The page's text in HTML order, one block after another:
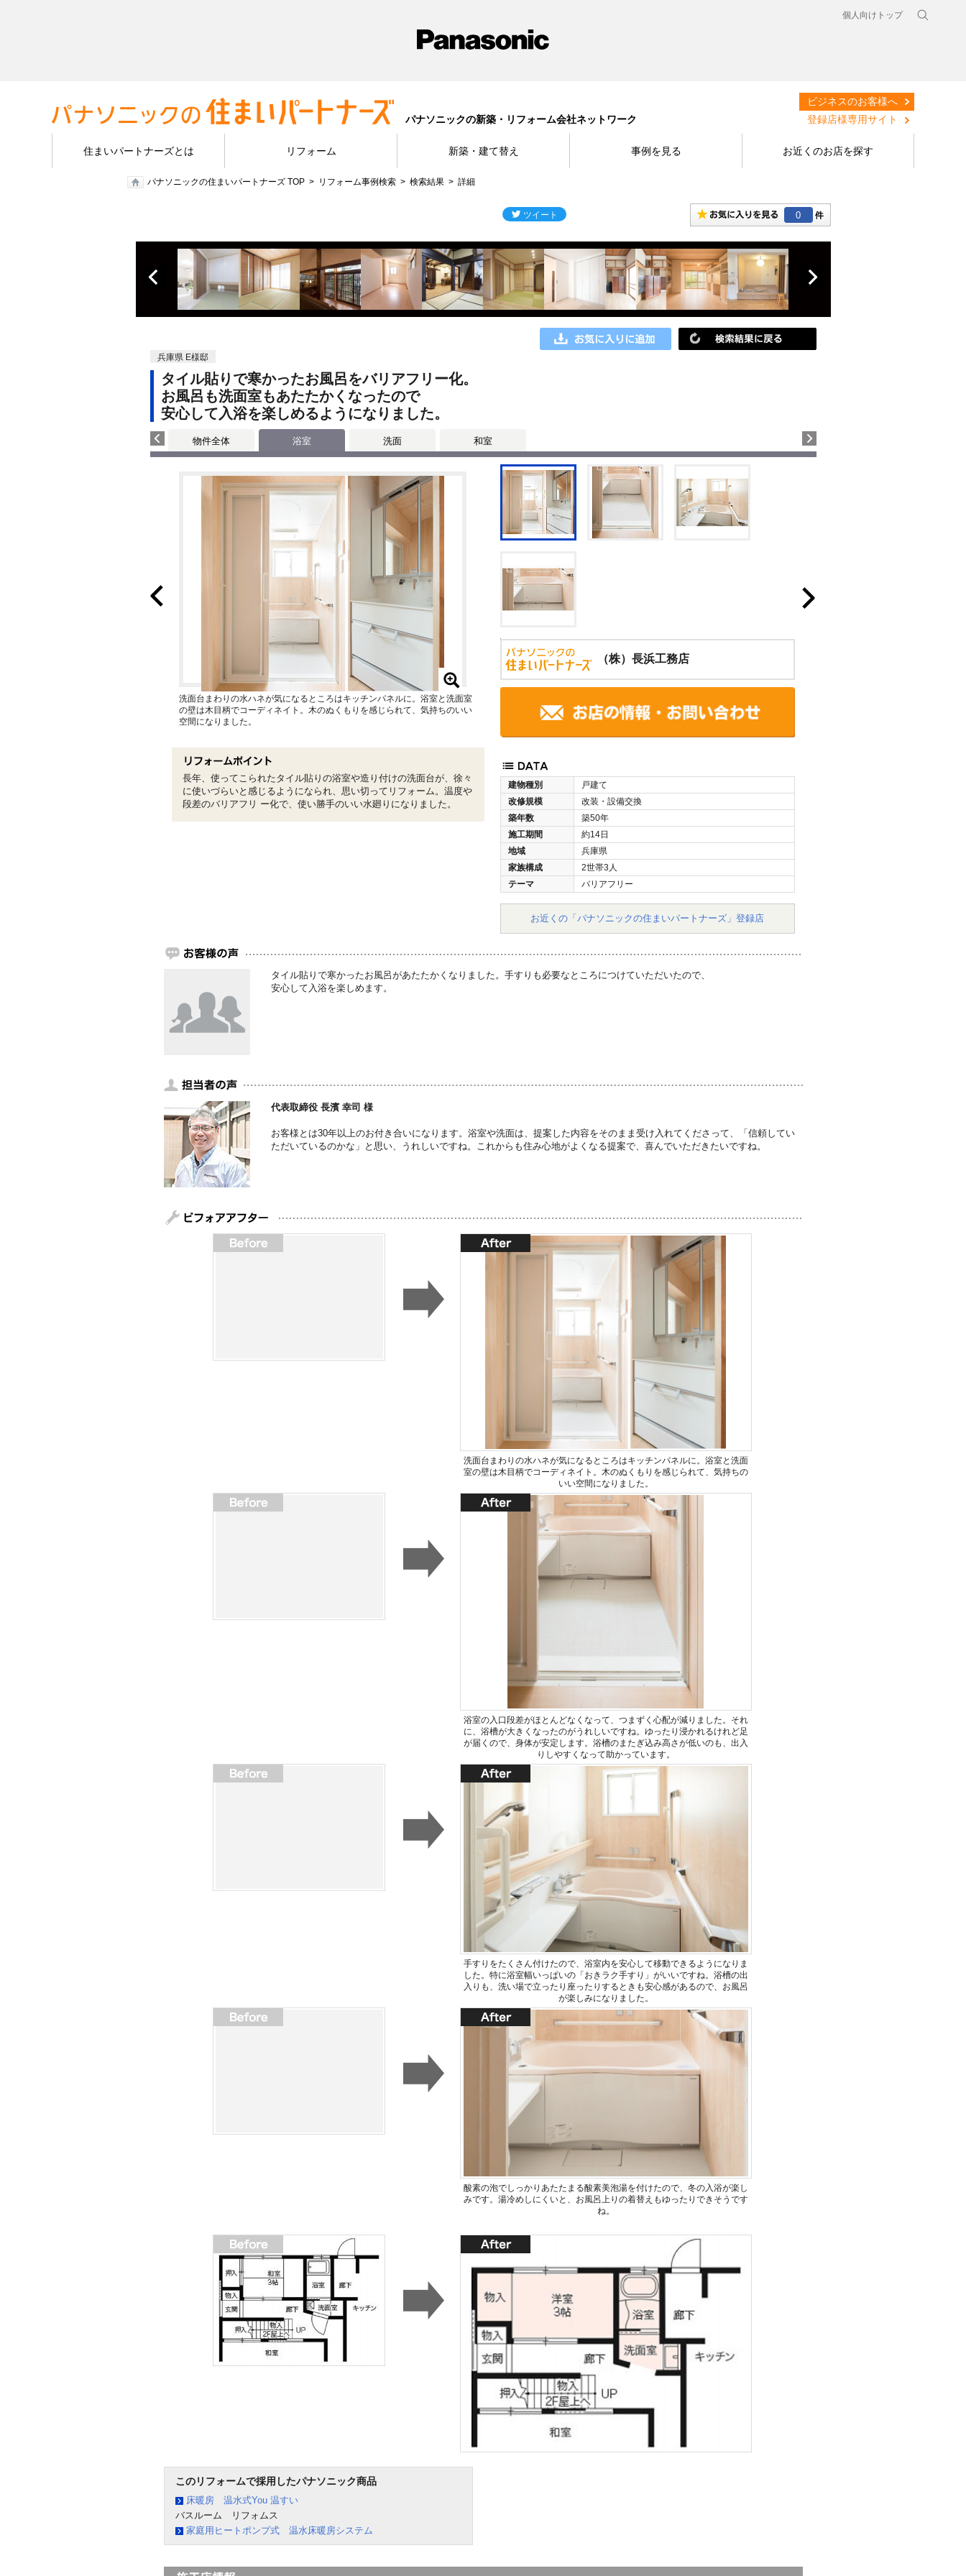
個人向けトップ
パナソニックの新築・リフォーム会社ネットワーク
ビジネスのお客様へ
登録店様専用サイト
住まいパートナーズとは リフォーム 新築・建て替え 事例を見る お近くのお店を探す
パナソニックの住まいパートナーズ TOP リフォーム事例検索 検索結果 詳細
0
兵庫県 E様邸
タイル貼りで寒かったお風呂をバリアフリー化。
お風呂も洗面室もあたたかくなったので
安心して入浴を楽しめるようになりました。
物件全体 浴室 洗面 和室
（株）長浜工務店
建物種別
戸建て
改修規模
改装・設備交換
築年数
築50年
施工期間
約14日
地域
兵庫県
家族構成
2世帯3人
テーマ
バリアフリー
お近くの「パナソニックの住まいパートナーズ」登録店
洗面台まわりの水ハネが気になるところはキッチンパネルに。浴室と洗面室
の壁は木目柄でコーディネイト。木のぬくもりを感じられて、気持ちのいい
空間になりました。
長年、使ってこられたタイル貼りの浴室や造り付けの洗面台が、徐々
に使いづらいと感じるようになられ、思い切ってリフォーム。温度や
段差のバリアフリ ー化で、使い勝手のいい水廻りになりました。
タイル貼りで寒かったお風呂があたたかくなりました。手すりも必要なところにつけていただいたので、
安心して入浴を楽しめます。
代表取締役 長濱 幸司 様
お客様とは30年以上のお付き合いになります。浴室や洗面は、提案した内容をそのまま受け入れてくださって、「信頼してい
ただいているのかな」と思い、うれしいですね。これからも住み心地がよくなる提案で、喜んでいただきたいですね。
洗面台まわりの水ハネが気になるところはキッチンパネルに。浴室と洗面
室の壁は木目柄でコーディネイト。木のぬくもりを感じられて、気持ちの
いい空間になりました。
浴室の入口段差がほとんどなくなって、つまずく心配が減りました。それ
に、浴槽が大きくなったのがうれしいですね。ゆったり浸かれるけれど足
が届くので、身体が安定します。浴槽のまたぎ込み高さが低いのも、出入
りしやすくなって助かっています。
手すりをたくさん付けたので、浴室内を安心して移動できるようになりま
した。特に浴室幅いっぱいの「おきラク手すり」がいいですね。浴槽の出
入りも、洗い場で立ったり座ったりするときも安心感があるので、お風呂
が楽しみになりました。
酸素の泡でしっかりあたたまる酸素美泡湯を付けたので、冬の入浴が楽し
みです。湯冷めしにくいと、お風呂上りの着替えもゆったりできそうです
ね。
このリフォームで採用したパナソニック商品
床暖房 温水式You 温すい
バスルーム リフォムス
家庭用ヒートポンプ式 温水床暖房システム